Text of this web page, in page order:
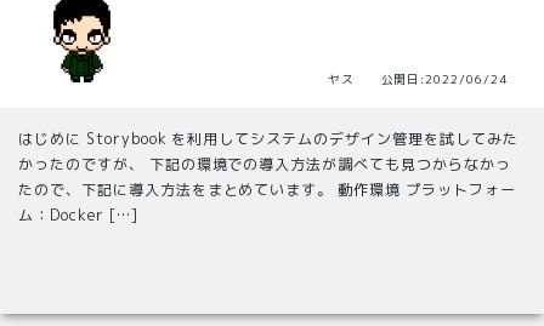
ヤス 公開日:2022/06/24
はじめに Storybook を利用してシステムのデザイン管理を試してみた
かったのですが、 下記の環境での導入方法が調べても見つからなかっ
たので、下記に導入方法をまとめています。 動作環境 プラットフォー
ム：Docker […]